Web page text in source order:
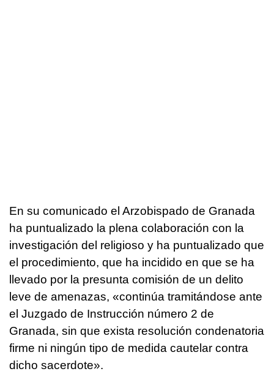
En su comunicado el Arzobispado de Granada
ha puntualizado la plena colaboración con la
investigación del religioso y ha puntualizado que
el procedimiento, que ha incidido en que se ha
llevado por la presunta comisión de un delito
leve de amenazas, «continúa tramitándose ante
el Juzgado de Instrucción número 2 de
Granada, sin que exista resolución condenatoria
firme ni ningún tipo de medida cautelar contra
dicho sacerdote».